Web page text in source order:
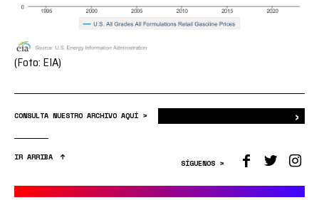
(Foto: EIA)
CONSULTA NUESTRO ARCHIVO AQUÍ > ›
IR ARRIBA
SÍGUENOS >